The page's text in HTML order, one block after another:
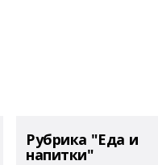
Рубрика "Еда и
напитки"